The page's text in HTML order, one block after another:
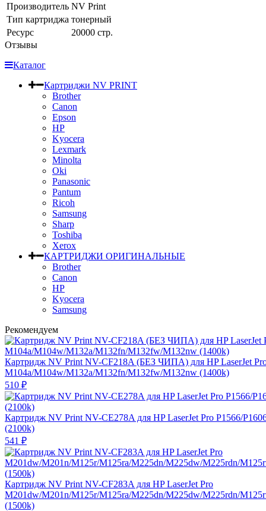
Производитель NV Print
Тип картриджа тонерный
Ресурс
20000 стр.
Отзывы
Каталог
Картриджи NV PRINT
Brother
Canon
Epson
HP
Kyocera
Lexmark
Minolta
Oki
Panasonic
Pantum
Ricoh
Samsung
Sharp
Toshiba
Xerox
КАРТРИДЖИ ОРИГИНАЛЬНЫЕ
Brother
Canon
HP
Kyocera
Samsung
Рекомендуем
Картридж NV Print NV-CF218A (БЕЗ ЧИПА) для HP LaserJet
M104a/M104w/M132a/M132fn/M132fw/M132nw (1400k)
510 ₽
Картридж NV Print NV-CE278A для HP LaserJet Pro P1566/
(2100k)
541 ₽
Картридж NV Print NV-CF283A для HP LaserJet Pro
M201dw/M201n/M125r/M125ra/M225dn/M225dw/M225rdn/
(1500k)